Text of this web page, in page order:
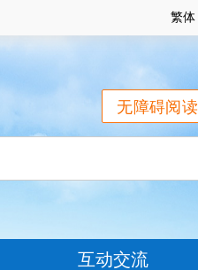
繁体
无障碍阅读
互动交流